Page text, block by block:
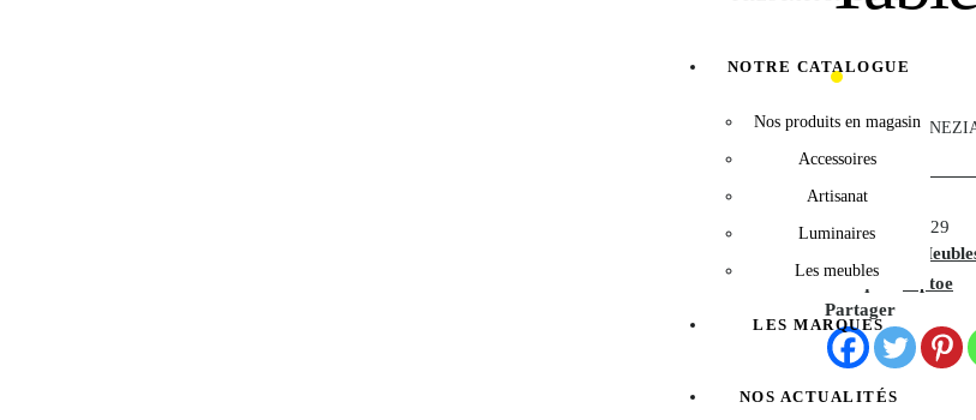
NOTRE CATALOGUE
Nos produits en magasin
Accessoires
Artisanat
Luminaires
Les meubles
LES MARQUES
NOS ACTUALITÉS
Table basse
UGS : MEU-029
Tiptoe
Partager